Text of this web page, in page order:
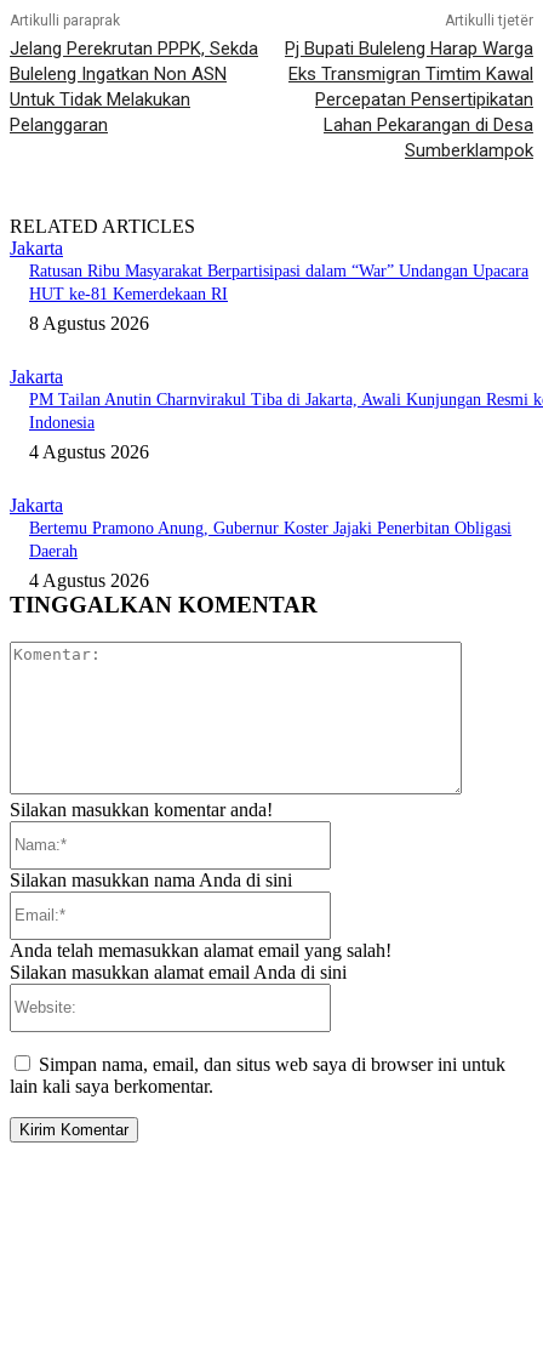
Artikulli paraprak
Jelang Perekrutan PPPK, Sekda
Buleleng Ingatkan Non ASN
Untuk Tidak Melakukan
Pelanggaran
Artikulli tjetër
Pj Bupati Buleleng Harap Warga
Eks Transmigran Timtim Kawal
Percepatan Pensertipikatan
Lahan Pekarangan di Desa
Sumberklampok
RELATED ARTICLES
Jakarta
Ratusan Ribu Masyarakat Berpartisipasi dalam “War” Undangan Upacara
HUT ke-81 Kemerdekaan RI
8 Agustus 2026
Jakarta
PM Tailan Anutin Charnvirakul Tiba di Jakarta, Awali Kunjungan Resmi
Indonesia
4 Agustus 2026
Jakarta
Bertemu Pramono Anung, Gubernur Koster Jajaki Penerbitan Obligasi
Daerah
4 Agustus 2026
TINGGALKAN KOMENTAR
Silakan masukkan komentar anda!
Silakan masukkan nama Anda di sini
Anda telah memasukkan alamat email yang salah!
Silakan masukkan alamat email Anda di sini
Simpan nama, email, dan situs web saya di browser ini untuk
lain kali saya berkomentar.